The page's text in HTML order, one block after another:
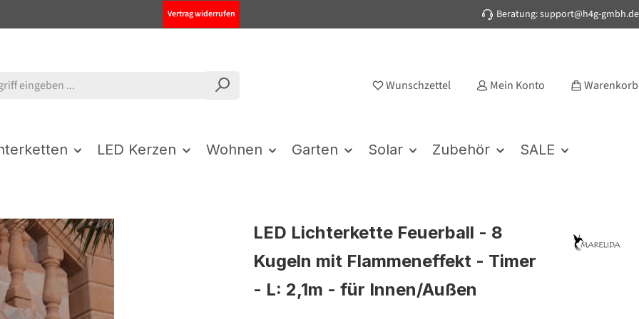
Vertrag widerrufen Beratung: support@h4g-gmbh.de
Wunschzettel Mein Konto Warenkorb
LED Kerzen Wohnen Garten Solar Zubehör SALE
LED Lichterkette Feuerball - 8
Kugeln mit Flammeneffekt - Timer
- L: 2,1m - für Innen/Außen